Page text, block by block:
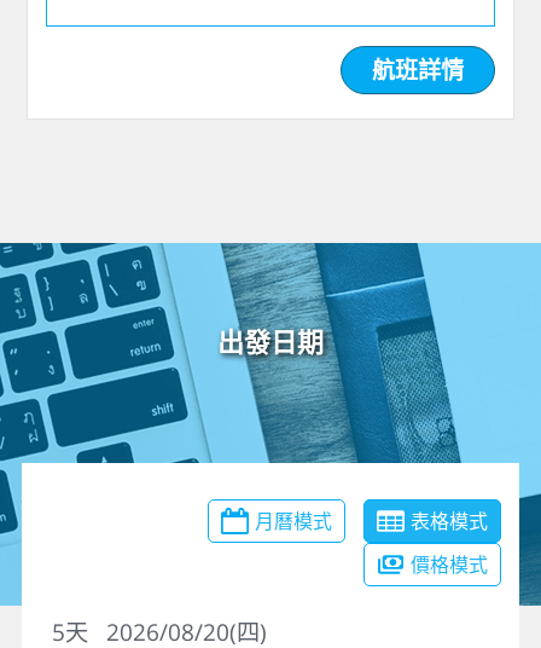
航班詳情
出發日期
月曆模式
表格模式
價格模式
2026/08/20(四)
5天